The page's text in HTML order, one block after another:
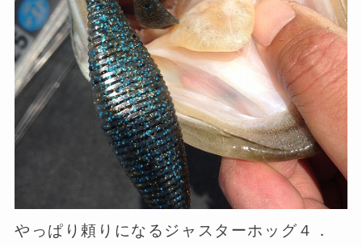
やっぱり頼りになるジャスターホッグ４．